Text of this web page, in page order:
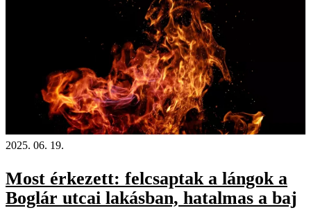
2025. 06. 19.
Most érkezett: felcsaptak a lángok a
Boglár utcai lakásban, hatalmas a baj